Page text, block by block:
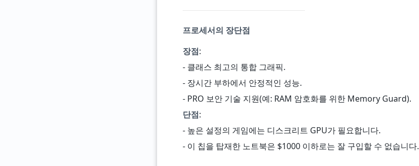
프로세서의 장단점
장점:
- 클래스 최고의 통합 그래픽.
- 장시간 부하에서 안정적인 성능.
- PRO 보안 기술 지원(예: RAM 암호화를 위한 Memory Guard).
단점:
- 높은 설정의 게임에는 디스크리트 GPU가 필요합니다.
- 이 칩을 탑재한 노트북은 $1000 이하로는 잘 구입할 수 없습니다.